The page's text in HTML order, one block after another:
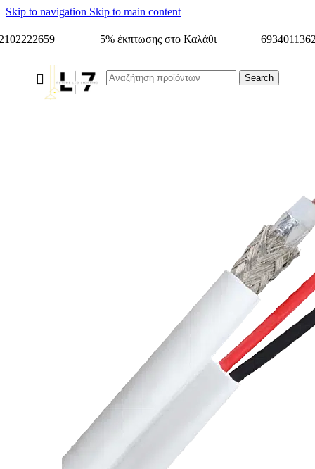
Skip to navigation Skip to main content
5% έκπτωσης στο Καλάθι
Search